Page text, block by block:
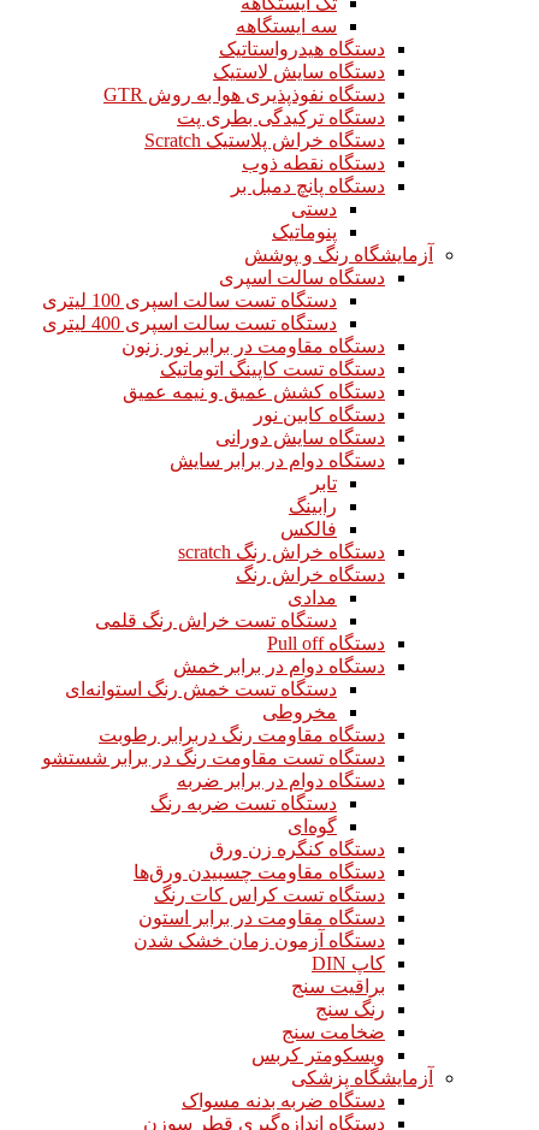
سه ایستگاهه
دستگاه هیدرواستاتیک
دستگاه سایش لاستیک
دستگاه نفوذپذیری هوا به روش GTR
دستگاه ترکیدگی بطری پت
دستگاه خراش پلاستیک Scratch
دستگاه نقطه ذوب
دستگاه پانچ دمبل بر
دستی
پنوماتیک
آزمایشگاه رنگ و پوشش
دستگاه سالت اسپری
دستگاه تست سالت اسپری 100 لیتری
دستگاه تست سالت اسپری 400 لیتری
دستگاه مقاومت در برابر نور زنون
دستگاه تست کاپینگ اتوماتیک
دستگاه کشش عمیق و نیمه عمیق
دستگاه کابین نور
دستگاه سایش دورانی
دستگاه دوام در برابر سایش
تابر
رابینگ
فالکس
دستگاه خراش رنگ scratch
دستگاه خراش رنگ
مدادی
دستگاه تست خراش رنگ قلمی
دستگاه Pull off
دستگاه دوام در برابر خمش
دستگاه تست خمش رنگ استوانه‌ای
مخروطی
دستگاه مقاومت رنگ دربرابر رطوبت
دستگاه تست مقاومت رنگ در برابر شستشو
دستگاه دوام در برابر ضربه
دستگاه تست ضربه رنگ
گوه‌ای
دستگاه کنگره زن ورق
دستگاه مقاومت چسبیدن ورق‌ها
دستگاه تست کراس کات رنگ
دستگاه مقاومت در برابر استون
دستگاه آزمون زمان خشک شدن
کاپ DIN
براقیت سنج
رنگ سنج
ضخامت سنج
ویسکومتر کربس
آزمایشگاه پزشکی
دستگاه ضربه بدنه مسواک
دستگاه اندازه‌گیری قطر سوزن